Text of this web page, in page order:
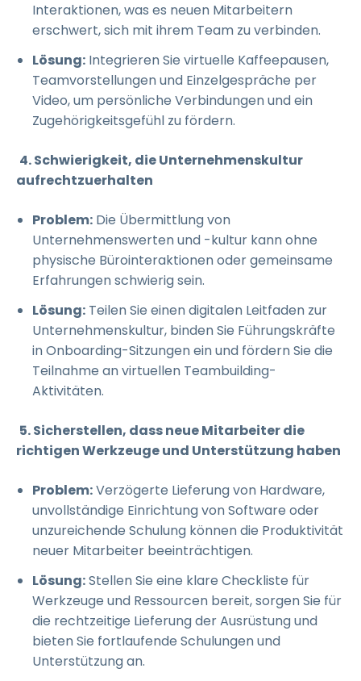
Interaktionen, was es neuen Mitarbeitern
erschwert, sich mit ihrem Team zu verbinden.
Lösung: Integrieren Sie virtuelle Kaffeepausen,
Teamvorstellungen und Einzelgespräche per
Video, um persönliche Verbindungen und ein
Zugehörigkeitsgefühl zu fördern.
4. Schwierigkeit, die Unternehmenskultur
aufrechtzuerhalten
Problem: Die Übermittlung von
Unternehmenswerten und -kultur kann ohne
physische Bürointeraktionen oder gemeinsame
Erfahrungen schwierig sein.
Lösung: Teilen Sie einen digitalen Leitfaden zur
Unternehmenskultur, binden Sie Führungskräfte
in Onboarding-Sitzungen ein und fördern Sie die
Teilnahme an virtuellen Teambuilding-
Aktivitäten.
5. Sicherstellen, dass neue Mitarbeiter die
richtigen Werkzeuge und Unterstützung haben
Problem:Verzögerte Lieferung von Hardware,
unvollständige Einrichtung von Software oder
unzureichende Schulung können die Produktivität
neuer Mitarbeiter beeinträchtigen.
Lösung:Stellen Sie eine klare Checkliste für
Werkzeuge und Ressourcen bereit, sorgen Sie für
die rechtzeitige Lieferung der Ausrüstung und
bieten Sie fortlaufende Schulungen und
Unterstützung an.